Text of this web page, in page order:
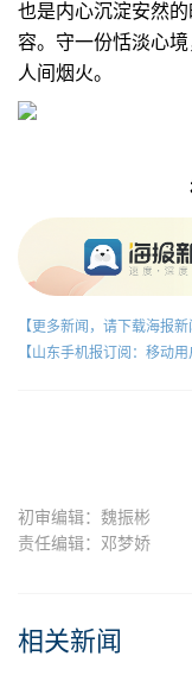
也是内心沉淀安然
容。守一份恬淡心
人间烟火。
【更多新闻，请下载海报
【山东手机报订阅：移动用
初审编辑：魏振彬
责任编辑：邓梦娇
相关新闻